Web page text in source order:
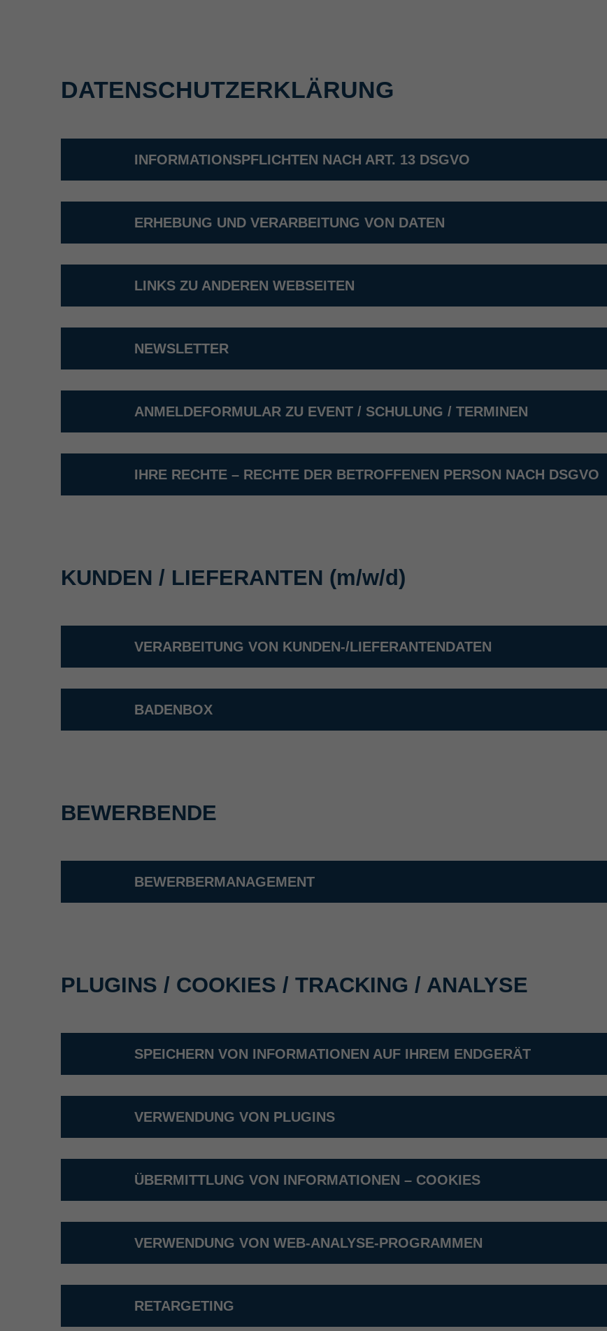
DATENSCHUTZERKLÄRUNG
INFORMATIONSPFLICHTEN NACH ART. 13 DSGVO
ERHEBUNG UND VERARBEITUNG VON DATEN
LINKS ZU ANDEREN WEBSEITEN
NEWSLETTER
ANMELDEFORMULAR ZU EVENT / SCHULUNG / TERMINEN
IHRE RECHTE – RECHTE DER BETROFFENEN PERSON NACH DSGVO
KUNDEN / LIEFERANTEN (m/w/d)
VERARBEITUNG VON KUNDEN-/LIEFERANTENDATEN
BADENBOX
BEWERBENDE
BEWERBERMANAGEMENT
PLUGINS / COOKIES / TRACKING / ANALYSE
SPEICHERN VON INFORMATIONEN AUF IHREM ENDGERÄT
VERWENDUNG VON PLUGINS
ÜBERMITTLUNG VON INFORMATIONEN – COOKIES
VERWENDUNG VON WEB-ANALYSE-PROGRAMMEN
RETARGETING